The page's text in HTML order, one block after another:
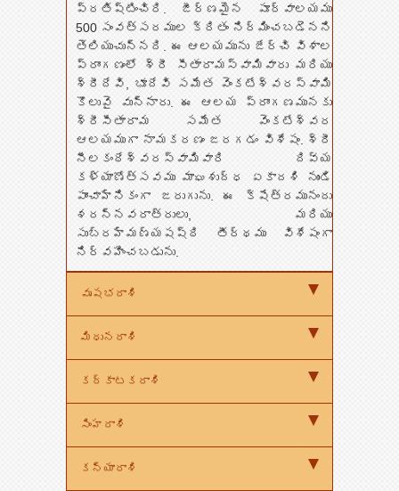
ప్రతిష్టించిరి. జీర్ణమైన పూర్వాలయము
500 సంవత్సరముల క్రితం నిర్మించబడెనని
తెలియుచున్నది. ఈ ఆలయమును జేర్చి విశాల
ప్రాంగణంలో శ్రీ సీతారామస్వామివారు మరియు
శ్రీదేవి, భూదేవి సమేత వెంకటేశ్వరస్వామి
కొలువై వున్నారు. ఈ ఆలయ ప్రాంగణమునకు
శ్రీసీతారామ సమేత వెంకటేశ్వర
ఆలయముగా నామకరణం జరగడం విశేషం. శ్రీ
నీలకంఠేశ్వరస్వామివారి దివ్య
కళ్యాణోత్సవము మాఘశుద్ధ ఏకాదశి నుండి
పాంచాహ్నికంగా జరుగును. ఈ క్షేత్రమునందు
శరన్నవరాత్రులు, మరియు
సుబ్రహ్మణ్యషష్ఠి తీర్థము విశేషంగా
నిర్వహించబడును.
వృషభరాశి
మిధునరాశి
కర్కాటకరాశి
సింహరాశి
కన్యారాశి